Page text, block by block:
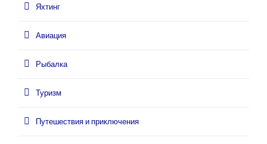
Яхтинг
Авиация
Рыбалка
Туризм
Путешествия и приключения